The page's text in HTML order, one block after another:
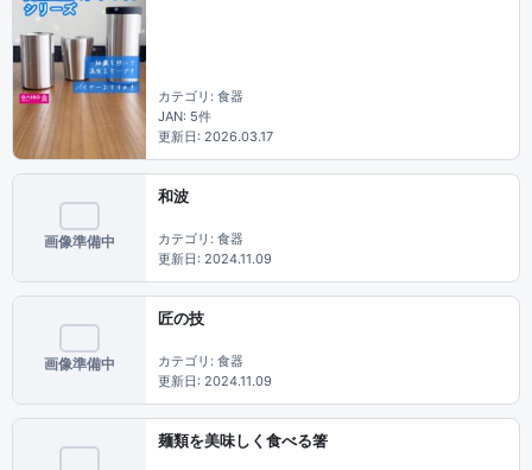
カテゴリ: 食器
JAN: 5件
更新日: 2026.03.17
画像準備中
和波
カテゴリ: 食器
更新日: 2024.11.09
画像準備中
匠の技
カテゴリ: 食器
更新日: 2024.11.09
麺類を美味しく食べる箸